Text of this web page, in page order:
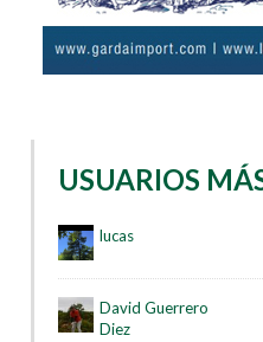
USUARIOS
lucas
David Guerrero
Diez